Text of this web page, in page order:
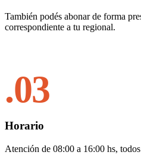
También podés abonar de forma
correspondiente a tu regional.
.03
Horario
Atención de 08:00 a 16:00 hs,